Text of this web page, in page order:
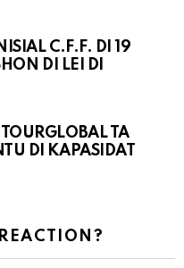
C.F.F. DI 19
DI LEI DI
TA
DI KAPASIDAT